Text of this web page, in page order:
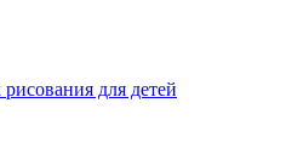
для детей